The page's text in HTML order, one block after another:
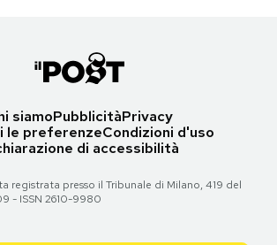
siamoPubblicitàPrivacy
le preferenzeCondizioni d'uso
di accessibilità
registrata presso il Tribunale di Milano, 419 del
- ISSN 2610-9980